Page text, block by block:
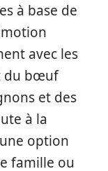
à base de
avec les
du bœuf
et des
à la
option
famille ou